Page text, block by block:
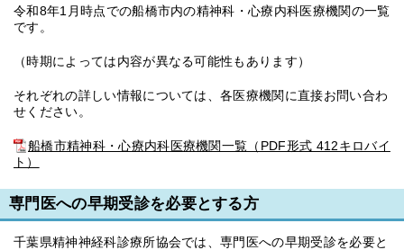
令和8年1月時点での船橋市内の精神科・心療内科医療機関の一覧
です。
（時期によっては内容が異なる可能性もあります）
それぞれの詳しい情報については、各医療機関に直接お問い合わ
せください。
船橋市精神科・心療内科医療機関一覧（PDF形式 412キロバイ
ト）
専門医への早期受診を必要とする方
千葉県精神神経科診療所協会では、専門医への早期受診を必要と